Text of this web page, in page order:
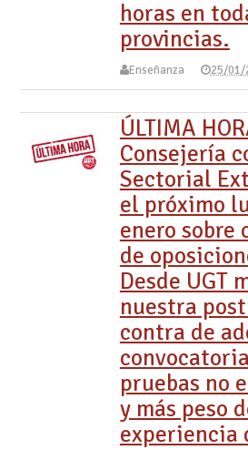
horas en
provincias.
Enseñanza 25/01/
ÚLTIMA
Consejería
Sectorial
el próximo
enero sobre
de
Desde UGT
nuestra
contra de
pruebas no
y más peso
experiencia